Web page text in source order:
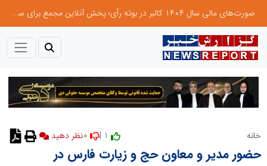
صورت‌های مالی سال ۱۴۰۴ کالبر در بوته رأی؛ پخش آنلاین مجمع برای سهامداران در سراسر کشور
خانه نظر دهید
حضور مدیر و معاون حج و زیارت فارس در